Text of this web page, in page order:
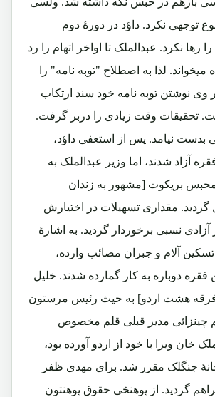
توجهی نکرد. داؤد در دورۀ دوم
رها نکرد. عبدالملک تا اواخر اتهام را رد
میخواند. لذا به اصطلاح "توبه نامه" را
وی نوشتن توبه نامه خود سند ارتکاب
تحقیقات وقت زیادی را دربر گرفت.
بدست نیامد. پس از استعفی داؤد،
آزاد شدند، اما وزیر عبدالملک به
بریکوت [مشهور به زندان
مقداری تسهیلات در اختیارش
آزادی نسبی برخوردار گردید. به اشارۀ
آلام و جبران مصائب وارده،
فقره دوباره به کار گمارده شدند. خلیل
فرقه هشت اردو] به حیث رئیس مرستون
چینزائی مدیر قبلی قلم مخصوص
خان ویرا با خود از اردو آورده بود،
جنگلک مقرر شد. برای مهدی ظفر
گردید. از پوهنځی حقوق پوهنتون